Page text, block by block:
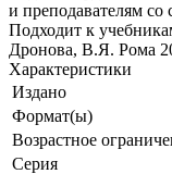
и преподавателям со
Подходит к
Дронова, В.Я. Рома
Характеристики
Издано
Формат(ы)
Возрастное
Серия